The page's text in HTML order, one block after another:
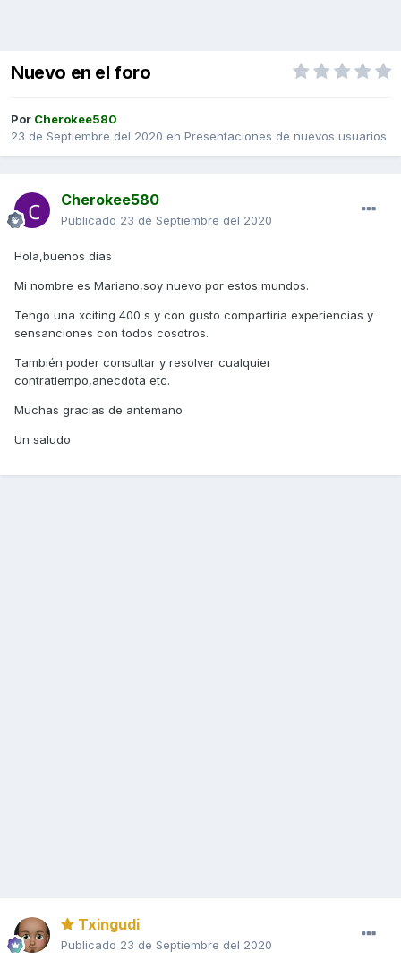
Nuevo en el foro
Por Cherokee580
23 de Septiembre del 2020 en Presentaciones de nuevos usuarios
Cherokee580
Publicado 23 de Septiembre del 2020
Hola,buenos dias
Mi nombre es Mariano,soy nuevo por estos mundos.
Tengo una xciting 400 s y con gusto compartiria experiencias y
sensanciones con todos cosotros.
También poder consultar y resolver cualquier
contratiempo,anecdota etc.
Muchas gracias de antemano
Un saludo
Txingudi
Publicado 23 de Septiembre del 2020